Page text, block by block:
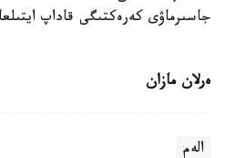
جاسىرماۋى كەرەكتىگى قاداپ
ەرلان مازان
الەم